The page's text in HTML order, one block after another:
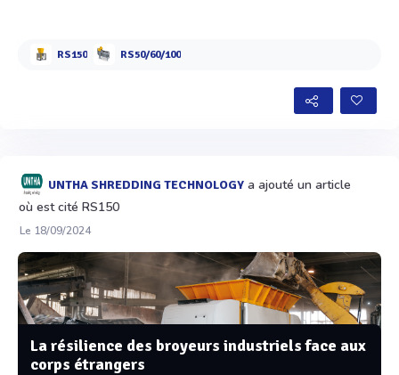
RS150 RS50/60/100
UNTHA SHREDDING TECHNOLOGY a ajouté un article
où est cité RS150
Le 18/09/2024
La résilience des broyeurs industriels face aux
corps étrangers